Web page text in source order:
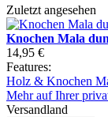
Zuletzt angesehen
Knochen Mala
14,95 €
Features:
Holz & Knochen
Mehr auf Ihrer
Versandland